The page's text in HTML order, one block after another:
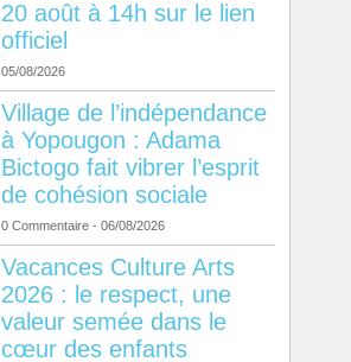
20 août à 14h sur le lien
officiel
05/08/2026
Village de l’indépendance
à Yopougon : Adama
Bictogo fait vibrer l’esprit
de cohésion sociale
0 Commentaire - 06/08/2026
Vacances Culture Arts
2026 : le respect, une
valeur semée dans le
cœur des enfants